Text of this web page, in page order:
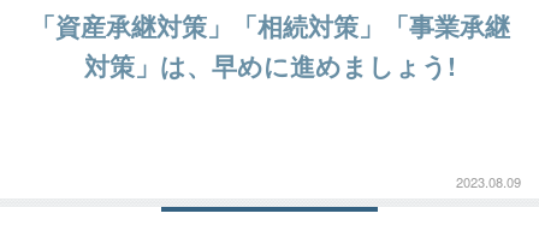
「資産承継対策」「相続対策」「事業承継
対策」は、早めに進めましょう!
2023.08.09